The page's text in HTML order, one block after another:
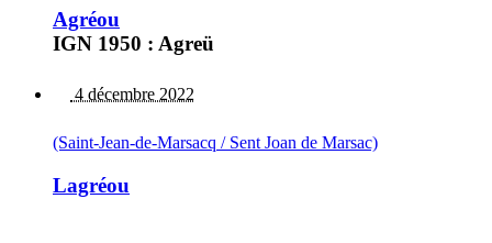
Agréou
IGN 1950 : Agreü
4 décembre 2022
(Saint-Jean-de-Marsacq / Sent Joan de Marsac)
Lagréou